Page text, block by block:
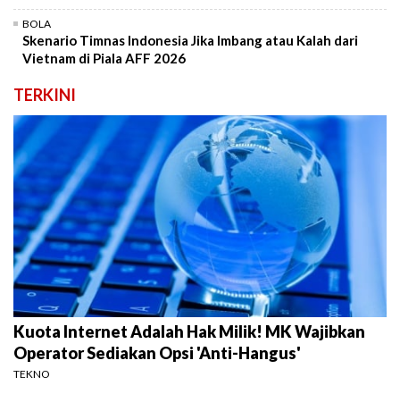
BOLA
Skenario Timnas Indonesia Jika Imbang atau Kalah dari
Vietnam di Piala AFF 2026
TERKINI
Kuota Internet Adalah Hak Milik! MK Wajibkan
Operator Sediakan Opsi 'Anti-Hangus'
TEKNO